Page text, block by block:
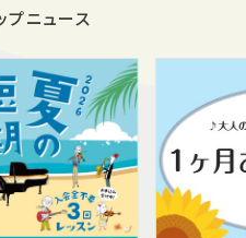
プニュース